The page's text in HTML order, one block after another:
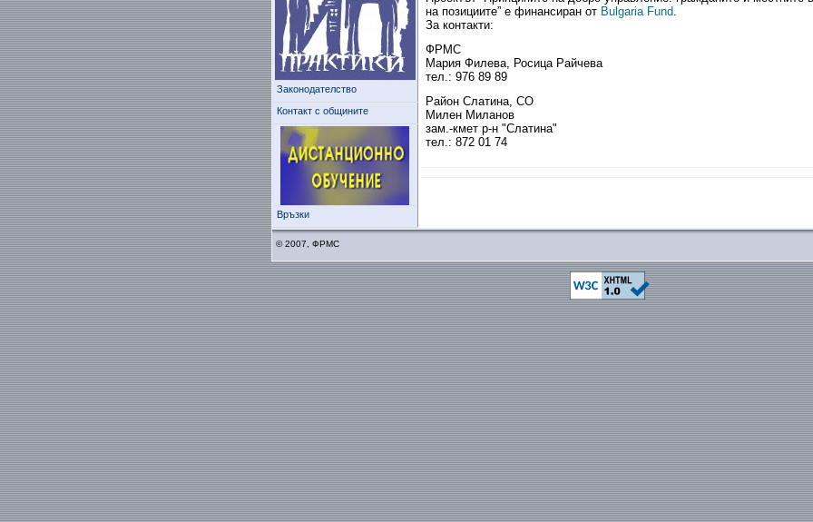
Законодателство
Контакт с общините
Връзки
на позициите” е финансиран от Bulgaria Fund.
За контакти:
ФРМС
Мария Филева, Росица Райчева
тел.: 976 89 89
Район Слатина, СО
Милен Миланов
зам.-кмет р-н "Слатина"
тел.: 872 01 74
© 2007, ФРМС